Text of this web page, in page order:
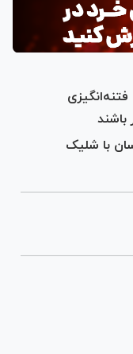
با شلیک